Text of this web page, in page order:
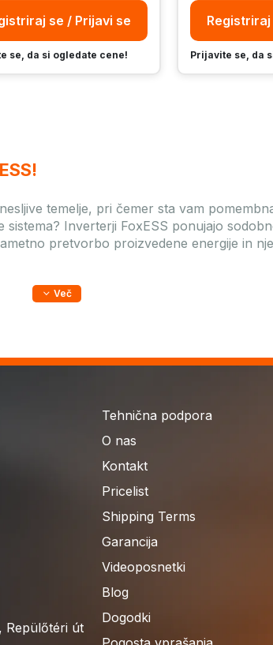
se / Prijavi se
se, da si ogledate cene! Prijavite se, da
temelje, pri čemer sta vam
Inverterji FoxESS ponujajo
pretvorbo proizvedene energije in
Več
Repülőtéri út
Tehnična podpora
O nas
Kontakt
Pricelist
Shipping Terms
Garancija
Videoposnetki
Blog
Dogodki